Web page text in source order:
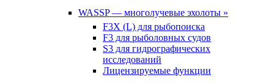
WASSP — многолучевые эхолоты »
F3X (L) для рыбопоиска
F3 для рыболовных судов
S3 для гидрографических
исследований
Лицензируемые функции